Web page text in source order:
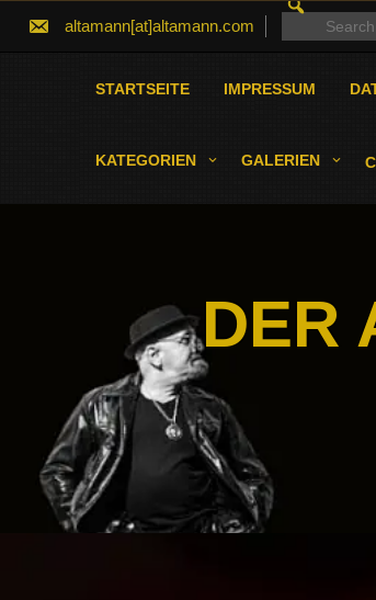
altamann[at]altamann.com
FOR:
Search
for:
STARTSEITE IMPRESSUM
KATEGORIEN GALERIEN
DER